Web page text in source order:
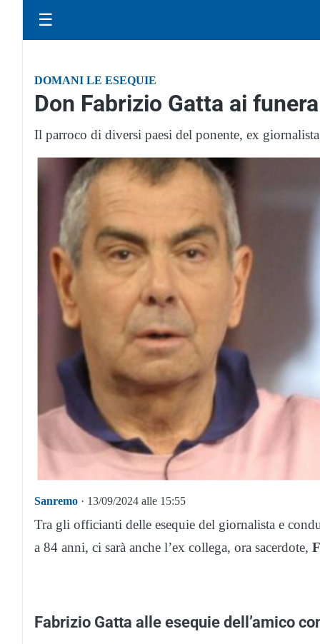
☰
DOMANI LE ESEQUIE
Don Fabrizio Gatta ai
Il parroco di diversi paesi del ponente, ex
Sanremo · 13/09/2024 alle 15:55
Tra gli officianti delle esequie del giornalista e
a 84 anni, ci sarà anche l’ex collega, ora sacerdote,
Fabrizio Gatta alle esequie dell’amico